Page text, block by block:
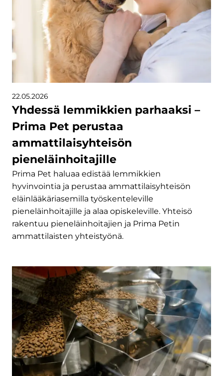
22.05.2026
Yhdessä lemmikkien parhaaksi –
Prima Pet perustaa
ammattilaisyhteisön
pieneläinhoitajille
Prima Pet haluaa edistää lemmikkien
hyvinvointia ja perustaa ammattilaisyhteisön
eläinlääkäriasemilla työskenteleville
pieneläinhoitajille ja alaa opiskeleville. Yhteisö
rakentuu pieneläinhoitajien ja Prima Petin
ammattilaisten yhteistyönä.